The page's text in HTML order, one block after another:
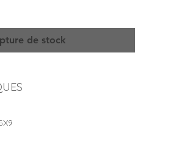
de stock